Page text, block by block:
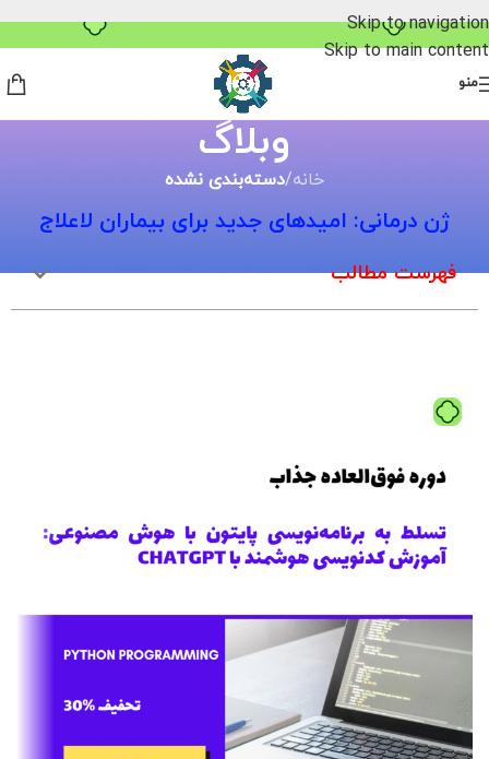
خرید قسطی با ترب‌پی
Skip to navigation
Skip to main content
منو
وبلاگ
خانه/دسته‌بندی نشده
ژن درمانی: امیدهای جدید برای بیماران لاعلاج
فهرست مطالب